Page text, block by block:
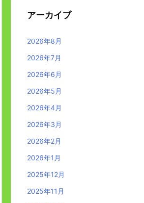
アーカイブ
2026年8月
2026年7月
2026年6月
2026年5月
2026年4月
2026年3月
2026年2月
2026年1月
2025年12月
2025年11月